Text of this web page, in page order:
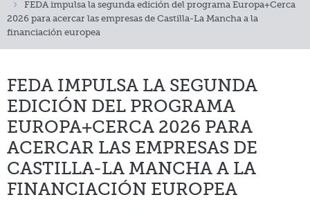
Actualidad
Normativa Empresarial
Eventos y Actividades
Revistas
Servicios
Valor añadido
FEDA impulsa la segunda edición del programa Europa+Cerca
2026 para acercar las empresas de Castilla-La Mancha a la
financiación europea
FEDA IMPULSA LA SEGUNDA
EDICIÓN DEL PROGRAMA
EUROPA+CERCA 2026 PARA
ACERCAR LAS EMPRESAS DE
CASTILLA-LA MANCHA A LA
FINANCIACIÓN EUROPEA